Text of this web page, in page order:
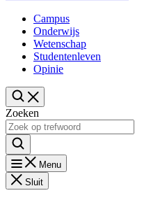
Campus
Onderwijs
Wetenschap
Studentenleven
Opinie
Zoeken
Menu
Sluit